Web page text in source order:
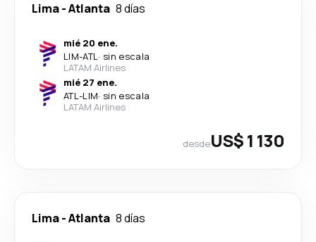
Lima-Atlanta 8 días
mié 20 ene.
LIM-ATL· sin escala
LATAM Airlines
mié 27 ene.
ATL-LIM· sin escala
LATAM Airlines
desdeUS$ 1 130
Lima-Atlanta 8 días